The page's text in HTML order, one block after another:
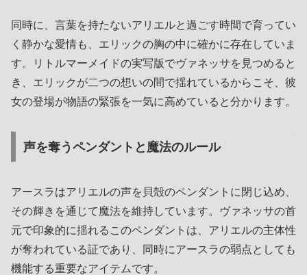
同時に、言葉を持たないアリエルと過ごす時間で育ってい
く静かな愛情も、エリックの胸の中に確かに存在していま
す。リトルマーメイドの実写版でヴァネッサを見つめると
き、エリックが二つの想いの間で揺れているからこそ、彼
女の登場が物語の緊張を一気に高めていると分かります。
声を奪うペンダントと魔法のルール
アースラはアリエルの声を貝殻のペンダントに閉じ込め、
その輝きを通じて魔法を維持しています。ヴァネッサの首
元で印象的に揺れるこのペンダントは、アリエルの主体性
が奪われている証であり、同時にアースラの弱点としても
機能する重要なアイテムです。